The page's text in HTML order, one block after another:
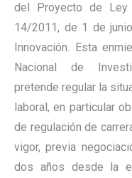
del Proyecto de
14/2011, de 1 de
Innovación. Esta
Nacional de
pretende regular la
laboral, en particular
de regulación de
vigor, previa
dos años desde la